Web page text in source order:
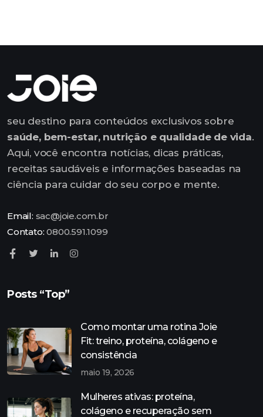
seu destino para conteúdos exclusivos sobre
saúde, bem-estar, nutrição e qualidade de vida.
Aqui, você encontra notícias, dicas práticas,
receitas saudáveis e informações baseadas na
ciência para cuidar do seu corpo e mente.
Email: sac@joie.com.br
Contato:0800.591.1099
Posts “Top”
Como montar uma rotina Joie
Fit: treino, proteína, colágeno e
consistência
maio 19, 2026
Mulheres ativas: proteína,
colágeno e recuperação sem